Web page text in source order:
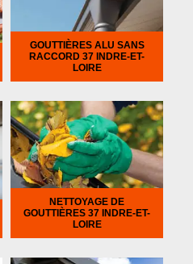
GOUTTIÈRES ALU SANS
RACCORD 37 INDRE-ET-
LOIRE
NETTOYAGE DE
GOUTTIÈRES 37 INDRE-ET-
LOIRE